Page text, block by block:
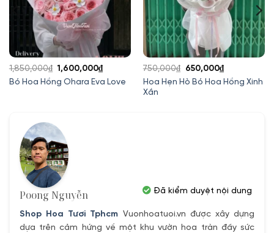
Bó Hoa Hồng Ohara Eva Love
1,850,000₫ Giá
gốc
1,600,000₫Giá
hiện
Hoa Hẹn Hò Bó Hoa Hồng Xinh
Xắn
750,000₫
Giá
gốc
650,000₫Giá
hiện
Poong Nguyễn
Shop Hoa Tươi Tphcm Vuonhoatuoi.vn được xây dựng
dựa trên cảm hứng về một khu vườn hoa tràn đầy sức
Đã kiểm duyệt nội dung